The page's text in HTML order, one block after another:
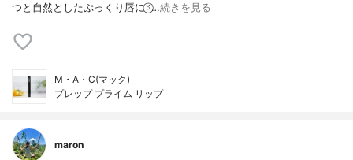
つと自然としたぷっくり唇に⍤⃝︎…続きを見る
M・A・C(マック)
プレップ プライム リップ
maron